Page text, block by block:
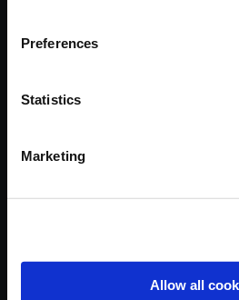
Preferences
Statistics
Marketing
Allow all
【単曲】スト